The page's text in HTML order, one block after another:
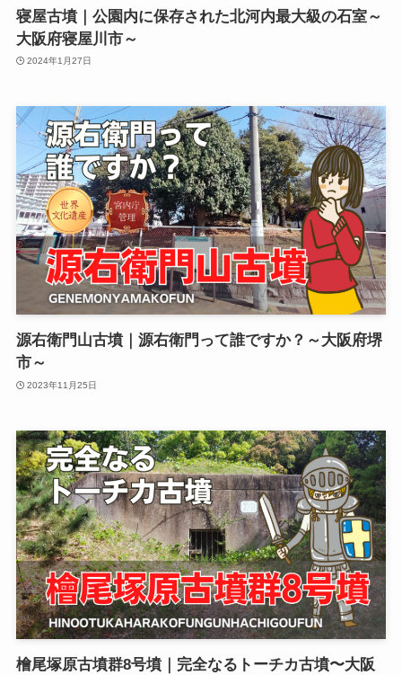
寝屋古墳｜公園内に保存された北河内最大級の石室～
大阪府寝屋川市～
2024年1月27日
源右衛門山古墳｜源右衛門って誰ですか？～大阪府堺
市～
2023年11月25日
檜尾塚原古墳群8号墳｜完全なるトーチカ古墳〜大阪